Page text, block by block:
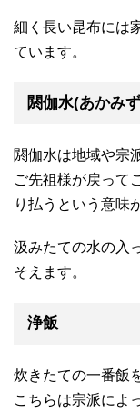
細く長い昆布には
ています。
閼伽水(あかみ
閼伽水は地域や宗
ご先祖様が戻って
り払うという意味
汲みたての水の入
そえます。
浄飯
炊きたての一番飯
こちらは宗派によ